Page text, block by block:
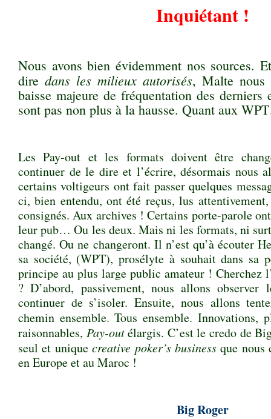
Inquiétant !
Nous avons bien évidemment nos sources.
dire dans les milieux autorisés, Malte nous
baisse majeure de fréquentation des derniers
sont pas non plus à la hausse. Quant aux
Les Pay-out et les formats doivent être
continuer de le dire et l’écrire, désormais nous
certains voltigeurs ont fait passer quelques
ci, bien entendu, ont été reçus, lus
consignés. Aux archives ! Certains porte-parole
leur pub… Ou les deux. Mais ni les formats, ni
changé. Ou ne changeront. Il n’est qu’à écouter
sa société, (WPT), prosélyte à souhait dans sa
principe au plus large public amateur ! Cherchez
? D’abord, passivement, nous allons observer
continuer de s’isoler. Ensuite, nous allons
chemin ensemble. Tous ensemble. Innovations,
raisonnables, Pay-outélargis. C’est le credo de
seul et uniquecreative poker’s business que nous
en Europe et au Maroc !
Big Roger